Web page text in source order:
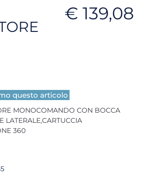
€ 139,08
questo articolo
MONOCOMANDO CON BOCCA
LATERALE,CARTUCCIA
360